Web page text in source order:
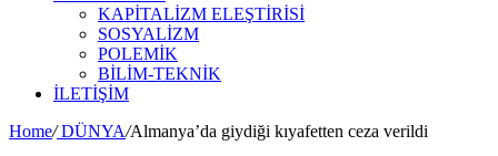
KAPİTALİZM ELEŞTİRİSİ
SOSYALİZM
POLEMİK
BİLİM-TEKNİK
ILETIŞIM
Home/DÜNYA/Almanya’da giydiği kıyafetten ceza verildi